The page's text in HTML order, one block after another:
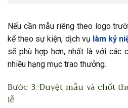
Nếu cần mẫu riêng theo logo
kế theo sự kiện, dịch vụ làm kỷ
sẽ phù hợp hơn, nhất là với các
nhiều hạng mục trao thưởng.
Bước 3: Duyệt mẫu và chốt
lễ